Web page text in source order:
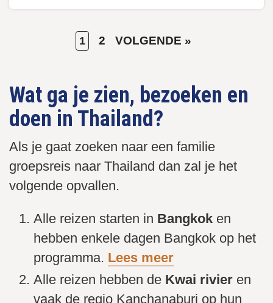
HUIDIGE
PAGINA
1 PAGE
2
VOLGENDE
VOLGENDE »
Wat ga je zien, bezoeken en
doen in Thailand?
Als je gaat zoeken naar een familie
groepsreis naar Thailand dan zal je het
volgende opvallen.
Alle reizen starten in Bangkok en
hebben enkele dagen Bangkok op het
programma. Lees meer
Alle reizen hebben de Kwai rivier en
vaak de regio Kanchanaburi op hun